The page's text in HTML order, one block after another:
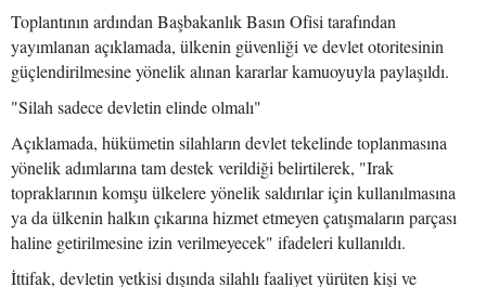
Toplantının ardından Başbakanlık Basın Ofisi tarafından
yayımlanan açıklamada, ülkenin güvenliği ve devlet otoritesinin
güçlendirilmesine yönelik alınan kararlar kamuoyuyla paylaşıldı.
"Silah sadece devletin elinde olmalı"
Açıklamada, hükümetin silahların devlet tekelinde toplanmasına
yönelik adımlarına tam destek verildiği belirtilerek, "Irak
topraklarının komşu ülkelere yönelik saldırılar için kullanılmasına
ya da ülkenin halkın çıkarına hizmet etmeyen çatışmaların parçası
haline getirilmesine izin verilmeyecek" ifadeleri kullanıldı.
İttifak, devletin yetkisi dışında silahlı faaliyet yürüten kişi ve